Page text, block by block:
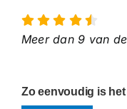
Meer dan 9 van
Zo eenvoudig is het